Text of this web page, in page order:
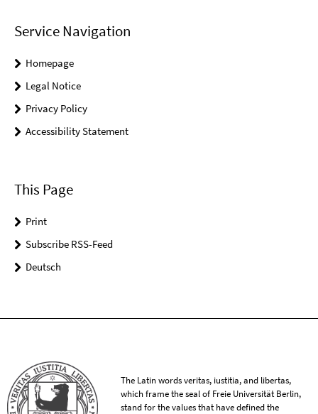
Service Navigation
Homepage
Legal Notice
Privacy Policy
Accessibility Statement
This Page
Print
Subscribe RSS-Feed
Deutsch
The Latin words veritas, iustitia, and libertas,
which frame the seal of Freie Universität Berlin,
stand for the values that have defined the